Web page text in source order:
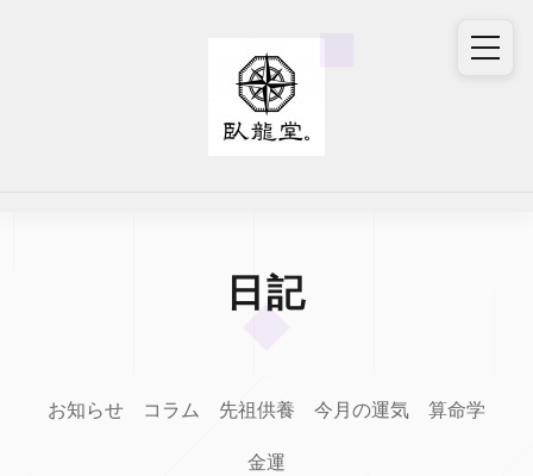
日記
お知らせ コラム 先祖供養 今月の運気 算命学
金運